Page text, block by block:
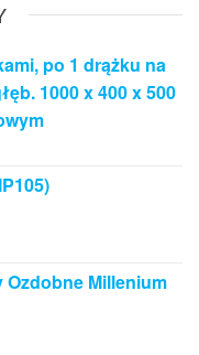
po 1 drążku na
1000 x 400 x 500
Ozdobne Millenium